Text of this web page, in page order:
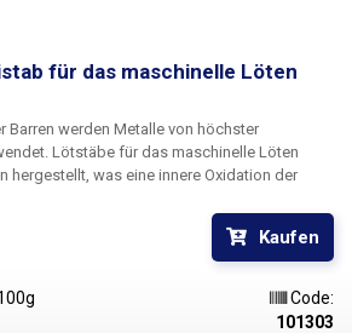
für das maschinelle Löten
Barren werden Metalle von höchster
Lötstäbe für das maschinelle Löten
hergestellt, was eine innere Oxidation der
sehr gute Benetzungseigenschaften
und der Lotverbrauch reduziert
Bleilegierung aus Blei und Zinn ist
allgemein besten physikalischen Parametern
Elektrotechnik.
Kaufen
Code:
101303